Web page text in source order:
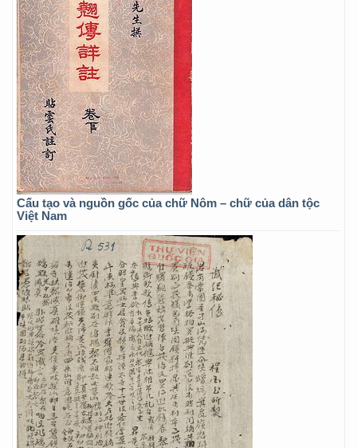
Cấu tạo và nguồn gốc của chữ Nôm – chữ của dân tộc
Việt Nam